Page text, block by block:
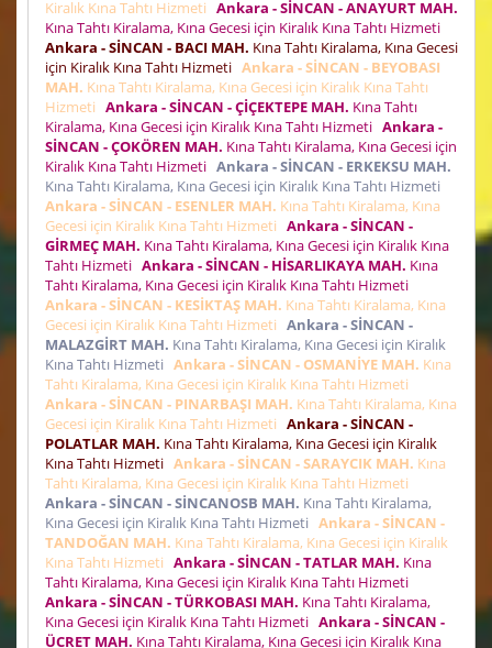
Kiralık Kına Tahtı Hizmeti Ankara - SİNCAN - ANAYURT MAH.
Kına Tahtı Kiralama, Kına Gecesi için Kiralık Kına Tahtı Hizmeti
Ankara - SİNCAN - BACI MAH. Kına Tahtı Kiralama, Kına Gecesi
için Kiralık Kına Tahtı Hizmeti Ankara - SİNCAN - BEYOBASI
MAH. Kına Tahtı Kiralama, Kına Gecesi için Kiralık Kına Tahtı
Hizmeti Ankara - SİNCAN - ÇİÇEKTEPE MAH. Kına Tahtı
Kiralama, Kına Gecesi için Kiralık Kına Tahtı Hizmeti Ankara -
SİNCAN - ÇOKÖREN MAH. Kına Tahtı Kiralama, Kına Gecesi için
Kiralık Kına Tahtı Hizmeti Ankara - SİNCAN - ERKEKSU MAH.
Kına Tahtı Kiralama, Kına Gecesi için Kiralık Kına Tahtı Hizmeti
Ankara - SİNCAN - ESENLER MAH. Kına Tahtı Kiralama, Kına
Gecesi için Kiralık Kına Tahtı Hizmeti Ankara - SİNCAN -
GİRMEÇ MAH. Kına Tahtı Kiralama, Kına Gecesi için Kiralık Kına
Tahtı Hizmeti Ankara - SİNCAN - HİSARLIKAYA MAH. Kına
Tahtı Kiralama, Kına Gecesi için Kiralık Kına Tahtı Hizmeti
Ankara - SİNCAN - KESİKTAŞ MAH. Kına Tahtı Kiralama, Kına
Gecesi için Kiralık Kına Tahtı Hizmeti Ankara - SİNCAN -
MALAZGİRT MAH. Kına Tahtı Kiralama, Kına Gecesi için Kiralık
Kına Tahtı Hizmeti Ankara - SİNCAN - OSMANİYE MAH. Kına
Tahtı Kiralama, Kına Gecesi için Kiralık Kına Tahtı Hizmeti
Ankara - SİNCAN - PINARBAŞI MAH. Kına Tahtı Kiralama, Kına
Gecesi için Kiralık Kına Tahtı Hizmeti Ankara - SİNCAN -
POLATLAR MAH. Kına Tahtı Kiralama, Kına Gecesi için Kiralık
Kına Tahtı Hizmeti Ankara - SİNCAN - SARAYCIK MAH. Kına
Tahtı Kiralama, Kına Gecesi için Kiralık Kına Tahtı Hizmeti
Ankara - SİNCAN - SİNCANOSB MAH. Kına Tahtı Kiralama,
Kına Gecesi için Kiralık Kına Tahtı Hizmeti Ankara - SİNCAN -
TANDOĞAN MAH. Kına Tahtı Kiralama, Kına Gecesi için Kiralık
Kına Tahtı Hizmeti Ankara - SİNCAN - TATLAR MAH. Kına
Tahtı Kiralama, Kına Gecesi için Kiralık Kına Tahtı Hizmeti
Ankara - SİNCAN - TÜRKOBASI MAH. Kına Tahtı Kiralama,
Kına Gecesi için Kiralık Kına Tahtı Hizmeti Ankara - SİNCAN -
ÜCRET MAH. Kına Tahtı Kiralama, Kına Gecesi için Kiralık Kına